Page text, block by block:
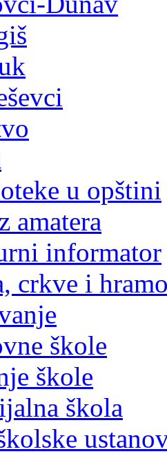
u opštini
amatera
informator
crkve i
škole
škole
škola